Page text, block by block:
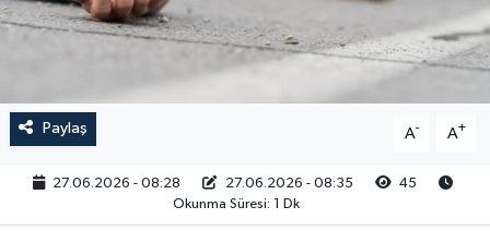
Paylaş A- A+
27.06.2026 - 08:28 27.06.2026 - 08:35
45
Okunma Süresi: 1 Dk
RESMİ İLAN